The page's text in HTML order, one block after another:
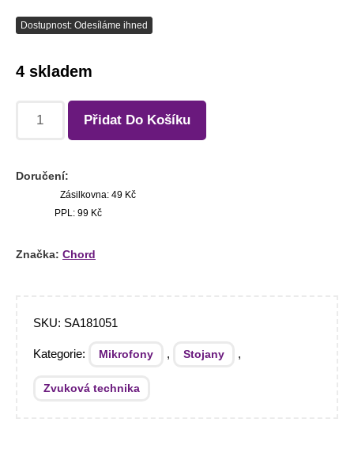
Dostupnost: Odesíláme ihned
4 skladem
Přidat Do Košíku
Doručení:
Zásilkovna: 49 Kč
PPL: 99 Kč
Značka: Chord
SKU: SA181051
Kategorie: Mikrofony , Stojany ,
Zvuková technika